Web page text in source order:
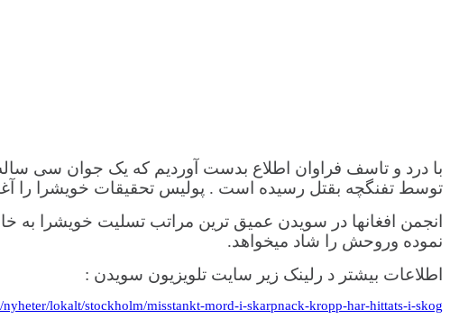
توسط تفنگچه بقتل رسیده است . پولیس تحقیقات خویشرا را
انجمن افغانها در سویدن عمیق ترین مراتب تسلیت خویشرا به
نموده وروحش را شاد میخواهد.
اطلاعات بیشتر د رلینک زیر سایت تلویزیون سویدن :
nyheter/lokalt/stockholm/misstankt-mord-i-skarpnack-kropp-har-hittats-i-skog